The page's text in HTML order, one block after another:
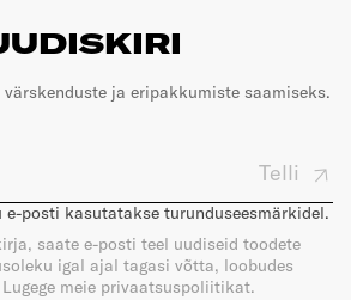
värskenduste ja eripakkumiste saamiseks.
Telli
e-posti kasutatakse turunduseesmärkidel.
saate e-posti teel uudiseid toodete
igal ajal tagasi võtta, loobudes
meie privaatsuspoliitikat.